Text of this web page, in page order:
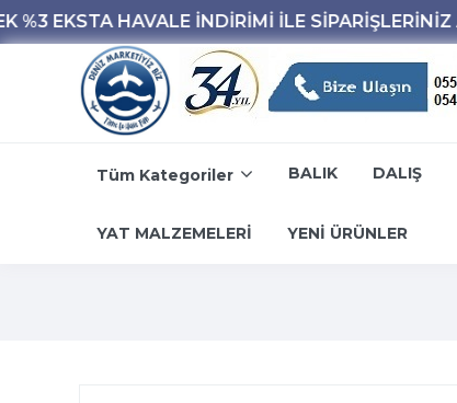
Tüm Kategoriler BALIK DALIŞ
YAT MALZEMELERİ YENİ ÜRÜNLER